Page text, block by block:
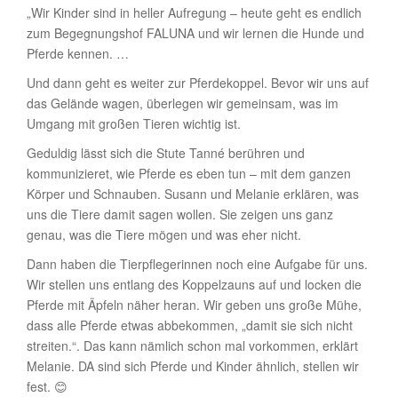
„Wir Kinder sind in heller Aufregung – heute geht es endlich
zum Begegnungshof FALUNA und wir lernen die Hunde und
Pferde kennen. …
Und dann geht es weiter zur Pferdekoppel. Bevor wir uns auf
das Gelände wagen, überlegen wir gemeinsam, was im
Umgang mit großen Tieren wichtig ist.
Geduldig lässt sich die Stute Tanné berühren und
kommunizieret, wie Pferde es eben tun – mit dem ganzen
Körper und Schnauben. Susann und Melanie erklären, was
uns die Tiere damit sagen wollen. Sie zeigen uns ganz
genau, was die Tiere mögen und was eher nicht.
Dann haben die Tierpflegerinnen noch eine Aufgabe für uns.
Wir stellen uns entlang des Koppelzauns auf und locken die
Pferde mit Äpfeln näher heran. Wir geben uns große Mühe,
dass alle Pferde etwas abbekommen, „damit sie sich nicht
streiten.“. Das kann nämlich schon mal vorkommen, erklärt
Melanie. DA sind sich Pferde und Kinder ähnlich, stellen wir
fest. 😊